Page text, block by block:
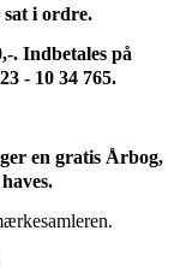
i ordre.
. Indbetales på
- 10 34 765.
en gratis Årbog,